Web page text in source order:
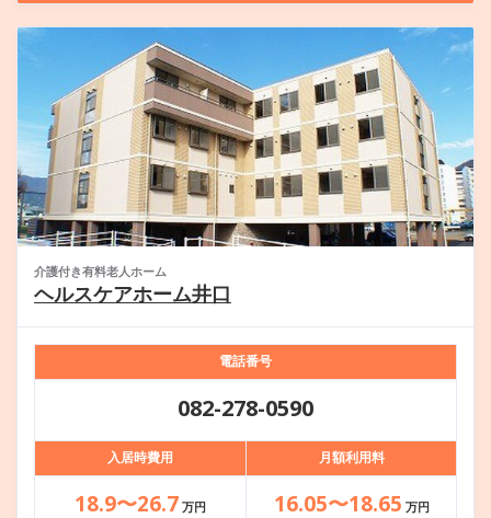
介護付き有料老人ホーム
ヘルスケアホーム井口
電話番号
082-278-0590
入居時費用 月額利用料
18.9〜26.7 万円 16.05〜18.65 万円